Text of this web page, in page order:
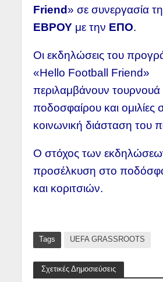
Friend» σε συνεργασία
ΕΒΡΟΥμε την ΕΠΟ.
Οι εκδηλώσεις του
«Hello Football Friend»
περιλαμβάνουν τουρνουά
ποδοσφαίρου και ομιλίες
κοινωνική διάσταση του
Ο στόχος των
προσέλκυση στο
και κοριτσιών.
Tags UEFA GRASSROOTS
Σχετικές Δημοσιεύσεις